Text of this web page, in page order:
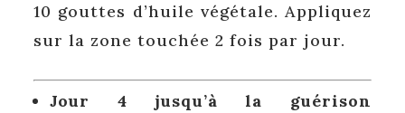
10 gouttes d’huile végétale. Appliquez
sur la zone touchée 2 fois par jour.
Jour 4 jusqu’à la guérison